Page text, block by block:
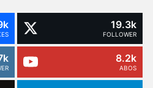
19.3k
FOLLOWER
8.2k
ABOS